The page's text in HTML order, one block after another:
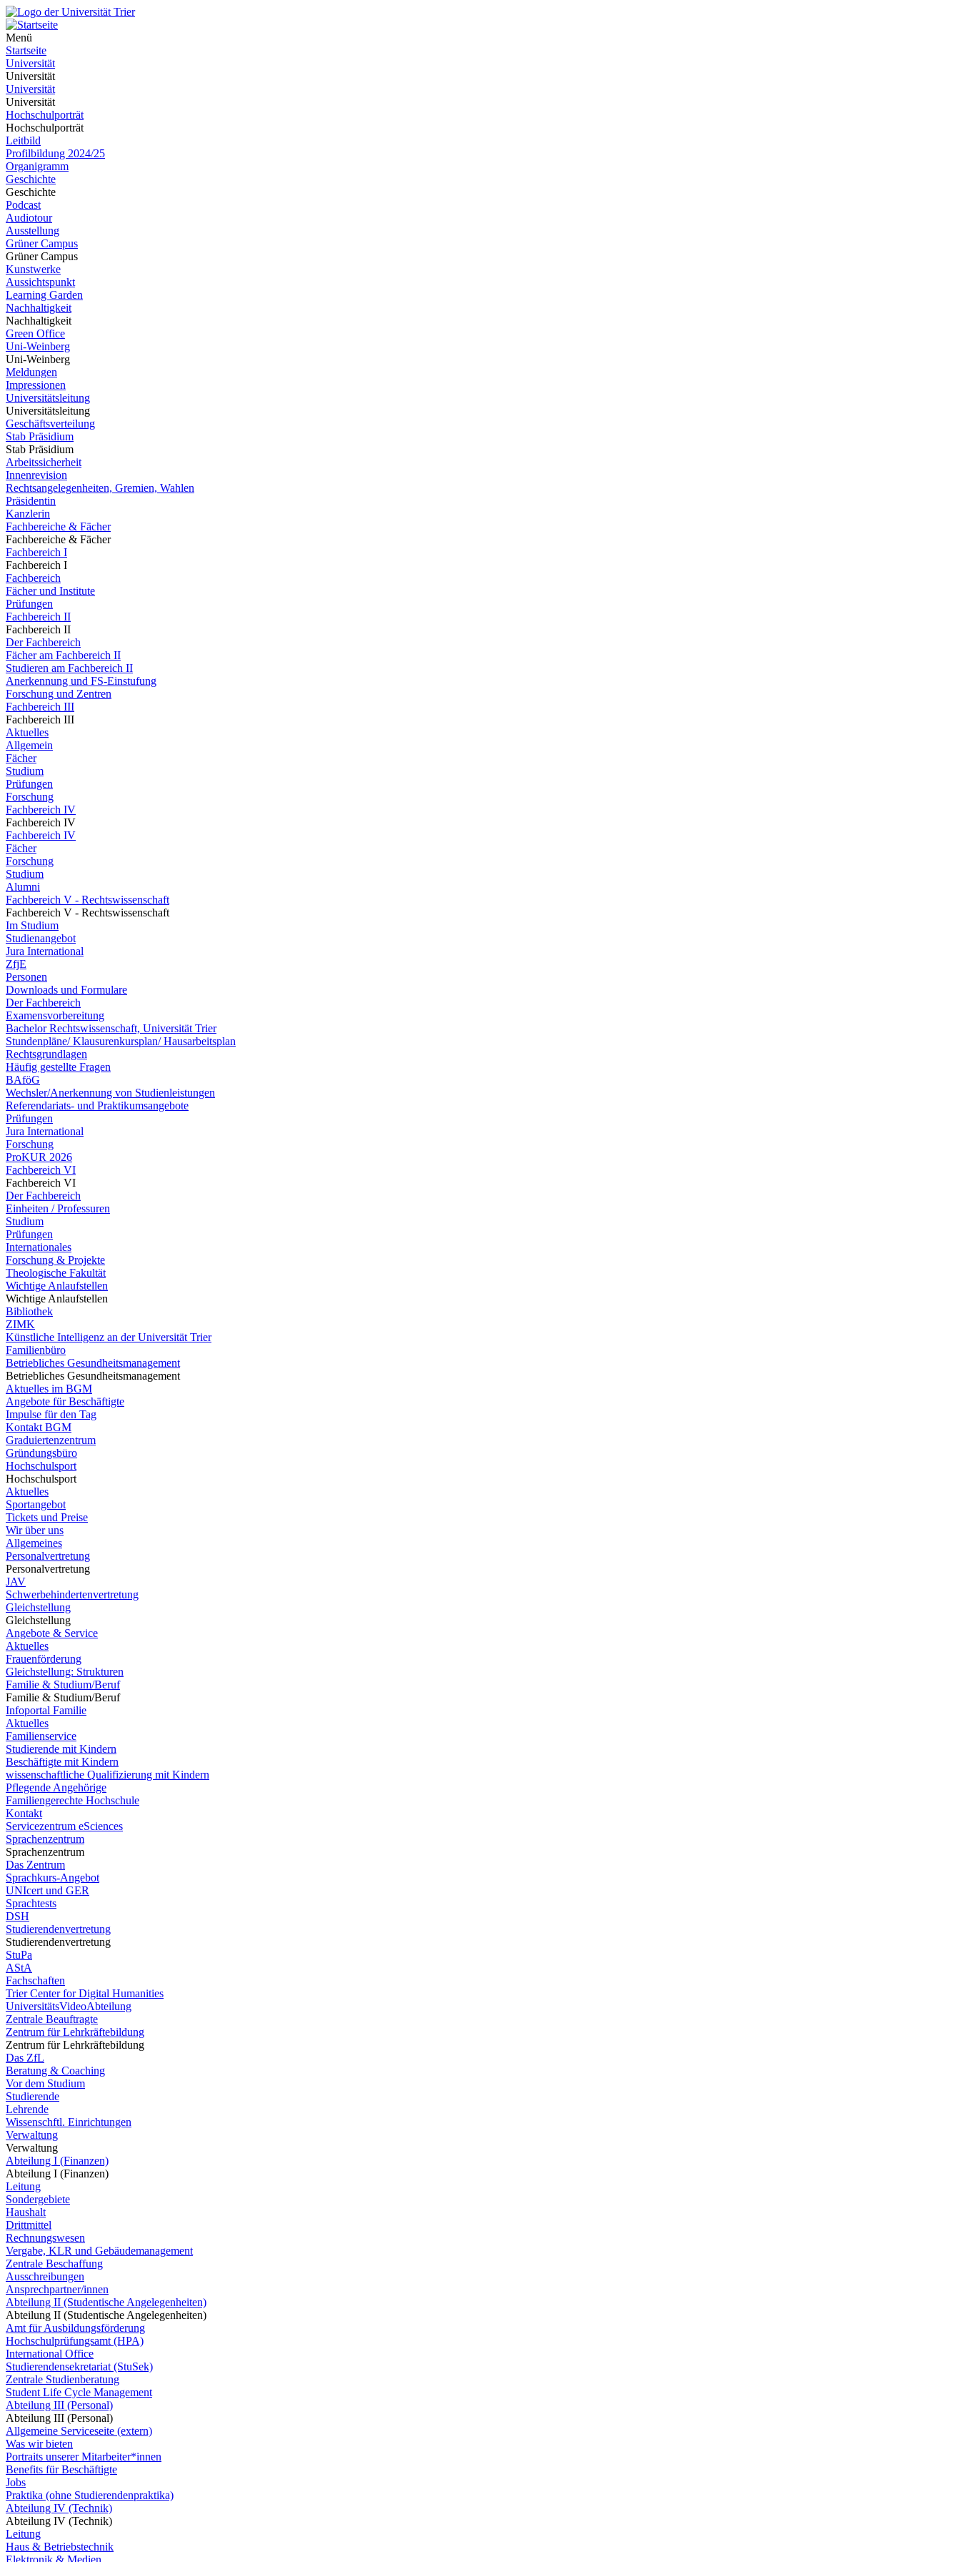
Menü
Startseite
Universität
Universität
Universität
Universität
Hochschulporträt
Hochschulporträt
Leitbild
Profilbildung 2024/25
Organigramm
Geschichte
Geschichte
Podcast
Audiotour
Ausstellung
Grüner Campus
Grüner Campus
Kunstwerke
Aussichtspunkt
Learning Garden
Nachhaltigkeit
Nachhaltigkeit
Green Office
Uni-Weinberg
Uni-Weinberg
Meldungen
Impressionen
Universitätsleitung
Universitätsleitung
Geschäftsverteilung
Stab Präsidium
Stab Präsidium
Arbeitssicherheit
Innenrevision
Rechtsangelegenheiten, Gremien, Wahlen
Präsidentin
Kanzlerin
Fachbereiche & Fächer
Fachbereiche & Fächer
Fachbereich I
Fachbereich I
Fachbereich
Fächer und Institute
Prüfungen
Fachbereich II
Fachbereich II
Der Fachbereich
Fächer am Fachbereich II
Studieren am Fachbereich II
Anerkennung und FS-Einstufung
Forschung und Zentren
Fachbereich III
Fachbereich III
Aktuelles
Allgemein
Fächer
Studium
Prüfungen
Forschung
Fachbereich IV
Fachbereich IV
Fachbereich IV
Fächer
Forschung
Studium
Alumni
Fachbereich V - Rechtswissenschaft
Fachbereich V - Rechtswissenschaft
Im Studium
Studienangebot
Jura International
ZfjE
Personen
Downloads und Formulare
Der Fachbereich
Examensvorbereitung
Bachelor Rechtswissenschaft, Universität Trier
Stundenpläne/ Klausurenkursplan/ Hausarbeitsplan
Rechtsgrundlagen
Häufig gestellte Fragen
BAföG
Wechsler/Anerkennung von Studienleistungen
Referendariats- und Praktikumsangebote
Prüfungen
Jura International
Forschung
ProKUR 2026
Fachbereich VI
Fachbereich VI
Der Fachbereich
Einheiten / Professuren
Studium
Prüfungen
Internationales
Forschung & Projekte
Theologische Fakultät
Wichtige Anlaufstellen
Wichtige Anlaufstellen
Bibliothek
ZIMK
Künstliche Intelligenz an der Universität Trier
Familienbüro
Betriebliches Gesundheitsmanagement
Betriebliches Gesundheitsmanagement
Aktuelles im BGM
Angebote für Beschäftigte
Impulse für den Tag
Kontakt BGM
Graduiertenzentrum
Gründungsbüro
Hochschulsport
Hochschulsport
Aktuelles
Sportangebot
Tickets und Preise
Wir über uns
Allgemeines
Personalvertretung
Personalvertretung
JAV
Schwerbehindertenvertretung
Gleichstellung
Gleichstellung
Angebote & Service
Aktuelles
Frauenförderung
Gleichstellung: Strukturen
Familie & Studium/Beruf
Familie & Studium/Beruf
Infoportal Familie
Aktuelles
Familienservice
Studierende mit Kindern
Beschäftigte mit Kindern
wissenschaftliche Qualifizierung mit Kindern
Pflegende Angehörige
Familiengerechte Hochschule
Kontakt
Servicezentrum eSciences
Sprachenzentrum
Sprachenzentrum
Das Zentrum
Sprachkurs-Angebot
UNIcert und GER
Sprachtests
DSH
Studierendenvertretung
Studierendenvertretung
StuPa
AStA
Fachschaften
Trier Center for Digital Humanities
UniversitätsVideoAbteilung
Zentrale Beauftragte
Zentrum für Lehrkräftebildung
Zentrum für Lehrkräftebildung
Das ZfL
Beratung & Coaching
Vor dem Studium
Studierende
Lehrende
Wissenschftl. Einrichtungen
Verwaltung
Verwaltung
Abteilung I (Finanzen)
Abteilung I (Finanzen)
Leitung
Sondergebiete
Haushalt
Drittmittel
Rechnungswesen
Vergabe, KLR und Gebäudemanagement
Zentrale Beschaffung
Ausschreibungen
Ansprechpartner/innen
Abteilung II (Studentische Angelegenheiten)
Abteilung II (Studentische Angelegenheiten)
Amt für Ausbildungsförderung
Hochschulprüfungsamt (HPA)
International Office
Studierendensekretariat (StuSek)
Zentrale Studienberatung
Student Life Cycle Management
Abteilung III (Personal)
Abteilung III (Personal)
Allgemeine Serviceseite (extern)
Was wir bieten
Portraits unserer Mitarbeiter*innen
Benefits für Beschäftigte
Jobs
Praktika (ohne Studierendenpraktika)
Abteilung IV (Technik)
Abteilung IV (Technik)
Leitung
Haus & Betriebstechnik
Elektronik & Medien